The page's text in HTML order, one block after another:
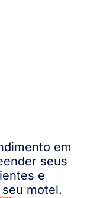
em
seus
e
motel.